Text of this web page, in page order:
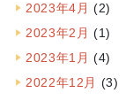
2023年4月 (2)
2023年2月 (1)
2023年1月 (4)
2022年12月 (3)